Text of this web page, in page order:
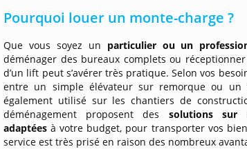
Pourquoi louer un monte-charge ?
Que vous soyez un particulier ou un
déménager des bureaux complets ou
d’un lift peut s’avérer très pratique. Selon vos
entre un simple élévateur sur remorque ou un
également utilisé sur les chantiers de
déménagement proposent des solutions sur
adaptéesà votre budget, pour transporter vos
service est très prisé en raison des nombreux